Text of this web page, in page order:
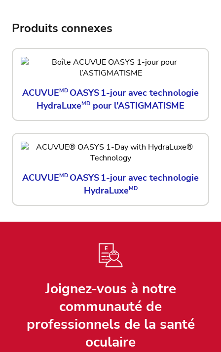
Produits connexes
ACUVUEMD OASYS 1-jour avec technologie
HydraLuxeMD pour l’ASTIGMATISME
ACUVUEMD OASYS 1-jour avec technologie
HydraLuxeMD
Joignez-vous à notre
communauté de
professionnels de la santé
oculaire